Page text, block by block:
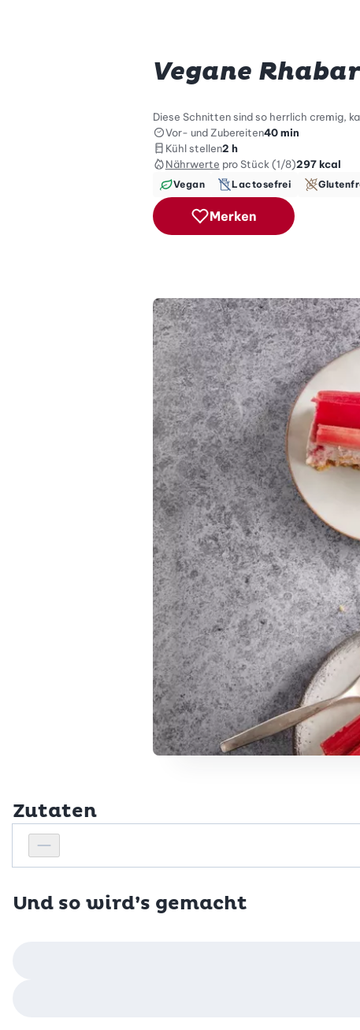
Vegane
Diese Schnitten sind so herrlich cremig,
Vor- und Zubereiten40 min
Kühl stellen2 h
Nährwerte pro Stück (1/8)297 kcal
Vegan Lactosefrei
Merken
Zutaten
Personenanzahl verringern
Personenanzahl
Und so wird’s gemacht